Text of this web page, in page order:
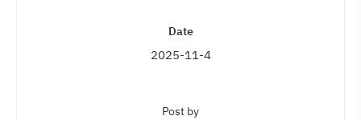
Date
2025-11-4
Post by